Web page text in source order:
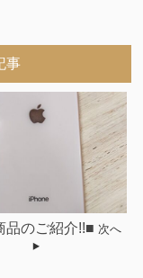
事
品のご紹介!!■ 次へ